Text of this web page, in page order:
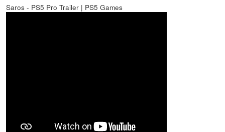
Saros - PS5 Pro Trailer | PS5 Games